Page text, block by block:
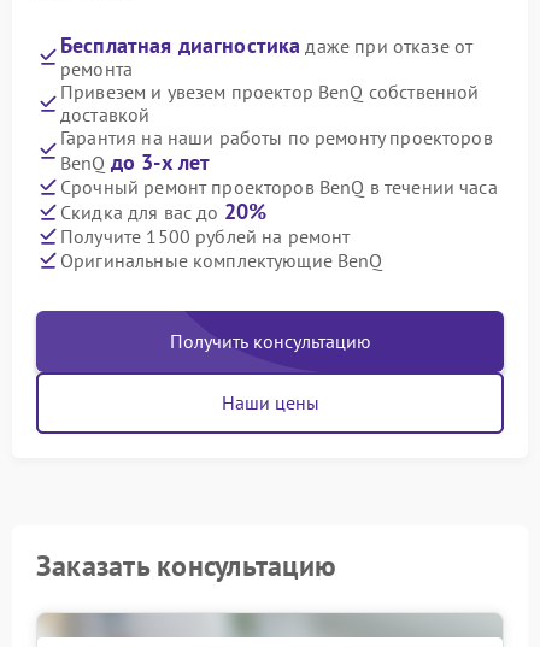
Бесплатная диагностика даже при отказе от
ремонта
Привезем и увезем проектор BenQ собственной
доставкой
Гарантия на наши работы по ремонту проекторов
BenQ до 3-х лет
Срочный ремонт проекторов BenQ в течении часа
Скидка для вас до 20%
Получите 1500 рублей на ремонт
Оригинальные комплектующие BenQ
Получить консультацию
Наши цены
Заказать консультацию